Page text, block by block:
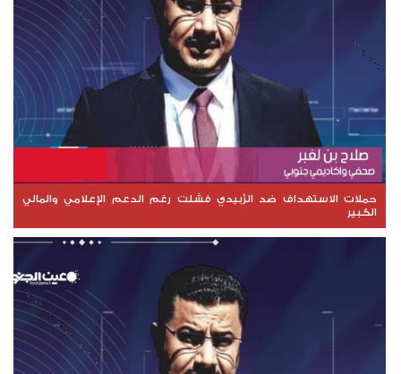
حملات الاستهداف ضد الزُبيدي فشلت رغم الدعم الإعلامي والمالي
الكبير